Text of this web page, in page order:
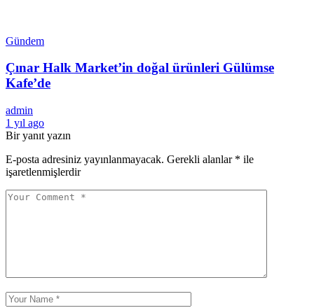
Gündem
Çınar Halk Market’in doğal ürünleri Gülümse
Kafe’de
admin
1 yıl ago
Bir yanıt yazın
E-posta adresiniz yayınlanmayacak. Gerekli alanlar * ile
işaretlenmişlerdir